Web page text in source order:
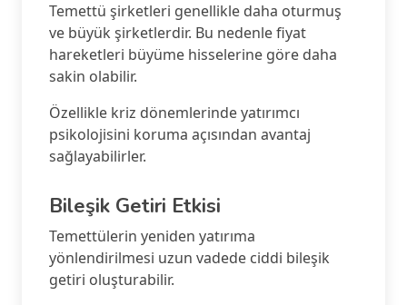
Temettü şirketleri genellikle daha oturmuş
ve büyük şirketlerdir. Bu nedenle fiyat
hareketleri büyüme hisselerine göre daha
sakin olabilir.
Özellikle kriz dönemlerinde yatırımcı
psikolojisini koruma açısından avantaj
sağlayabilirler.
Bileşik Getiri Etkisi
Temettülerin yeniden yatırıma
yönlendirilmesi uzun vadede ciddi bileşik
getiri oluşturabilir.